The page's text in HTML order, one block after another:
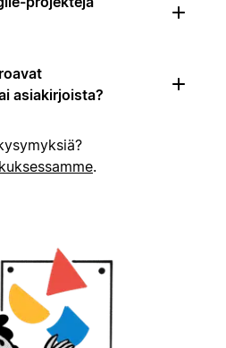
asiakirjoista?
.